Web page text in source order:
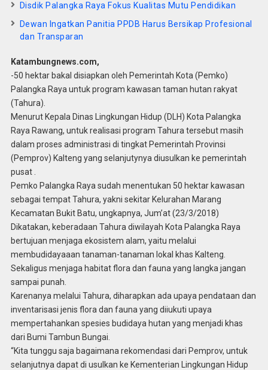
Disdik Palangka Raya Fokus Kualitas Mutu Pendidikan
Dewan Ingatkan Panitia PPDB Harus Bersikap Profesional
dan Transparan
Katambungnews.com,
-50 hektar bakal disiapkan oleh Pemerintah Kota (Pemko)
Palangka Raya untuk program kawasan taman hutan rakyat
(Tahura).
Menurut Kepala Dinas Lingkungan Hidup (DLH) Kota Palangka
Raya Rawang, untuk realisasi program Tahura tersebut masih
dalam proses administrasi di tingkat Pemerintah Provinsi
(Pemprov) Kalteng yang selanjutynya diusulkan ke pemerintah
pusat .
Pemko Palangka Raya sudah menentukan 50 hektar kawasan
sebagai tempat Tahura, yakni sekitar Kelurahan Marang
Kecamatan Bukit Batu, ungkapnya, Jum’at (23/3/2018)
Dikatakan, keberadaan Tahura diwilayah Kota Palangka Raya
bertujuan menjaga ekosistem alam, yaitu melalui
membudidayaaan tanaman-tanaman lokal khas Kalteng.
Sekaligus menjaga habitat flora dan fauna yang langka jangan
sampai punah.
Karenanya melalui Tahura, diharapkan ada upaya pendataan dan
inventarisasi jenis flora dan fauna yang diiukuti upaya
mempertahankan spesies budidaya hutan yang menjadi khas
dari Bumi Tambun Bungai.
“Kita tunggu saja bagaimana rekomendasi dari Pemprov, untuk
selanjutnya dapat di usulkan ke Kementerian Lingkungan Hidup